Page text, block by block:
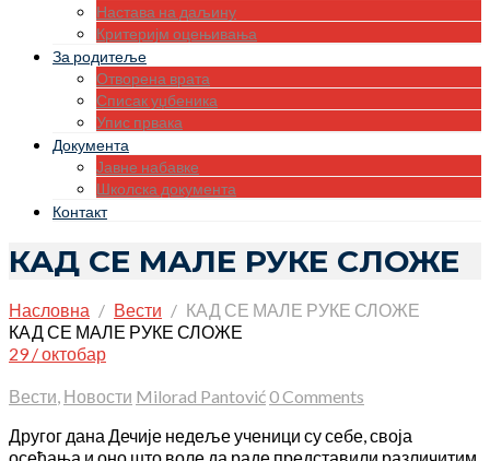
Настава на даљину
Критеријм оцењивања
За родитеље
Отворена врата
Списак уџбеника
Упис првака
Документа
Јавне набавке
Школска документа
Контакт
КАД СЕ МАЛЕ РУКЕ СЛОЖЕ
Насловна Вести
КАД СЕ МАЛЕ РУКЕ СЛОЖЕ
КАД СЕ МАЛЕ РУКЕ СЛОЖЕ
29 / октобар
Вести, Новости Milorad Pantović0 Comments
Другог дана Дечије недеље ученици су себе, своја